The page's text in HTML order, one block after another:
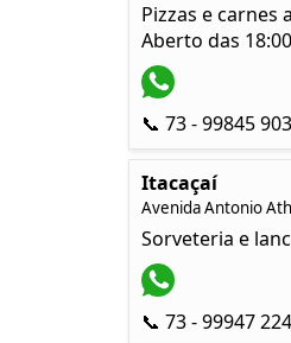
Pizzas e carnes
Aberto das
📞 73 - 99845
Itacaçaí
Avenida Antonio
Sorveteria e
📞 73 - 99947